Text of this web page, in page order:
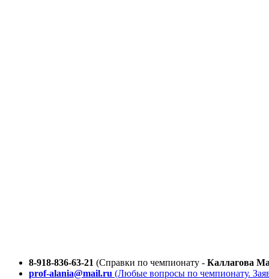
8-918-836-63-21 (Справки по чемпионату - Каллагова
prof-alania@mail.ru (Любые вопросы по чемпионату.